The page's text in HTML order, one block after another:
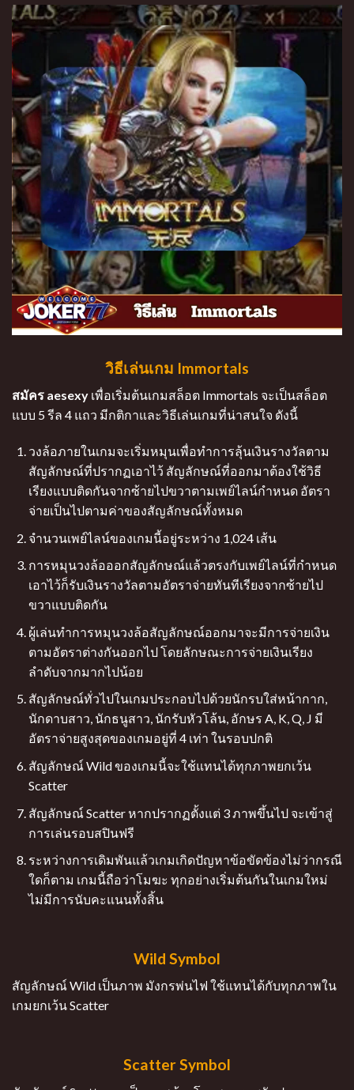
วิธีเล่นเกม Immortals
สมัคร aesexy เพื่อเริ่มต้นเกมสล็อต Immortals จะเป็นสล็อต
แบบ 5 รีล 4 แถว มีกติกาและวิธีเล่นเกมที่น่าสนใจ ดังนี้
วงล้อภายในเกมจะเริ่มหมุนเพื่อทำการลุ้นเงินรางวัลตาม
สัญลักษณ์ที่ปรากฏเอาไว้ สัญลักษณ์ที่ออกมาต้องใช้วิธี
เรียงแบบติดกันจากซ้ายไปขวาตามเพย์ไลน์กำหนด อัตรา
จ่ายเป็นไปตามค่าของสัญลักษณ์ทั้งหมด
จำนวนเพย์ไลน์ของเกมนี้อยู่ระหว่าง 1,024 เส้น
การหมุนวงล้อออกสัญลักษณ์แล้วตรงกับเพย์ไลน์ที่กำหนด
เอาไว้ก็รับเงินรางวัลตามอัตราจ่ายทันทีเรียงจากซ้ายไป
ขวาแบบติดกัน
ผู้เล่นทำการหมุนวงล้อสัญลักษณ์ออกมาจะมีการจ่ายเงิน
ตามอัตราต่างกันออกไป โดยลักษณะการจ่ายเงินเรียง
ลำดับจากมากไปน้อย
สัญลักษณ์ทั่วไปในเกมประกอบไปด้วยนักรบใส่หน้ากาก,
นักดาบสาว, นักธนูสาว, นักรับหัวโล้น, อักษร A, K, Q, J มี
อัตราจ่ายสูงสุดของเกมอยู่ที่ 4 เท่า ในรอบปกติ
สัญลักษณ์ Wild ของเกมนี้จะใช้แทนได้ทุกภาพยกเว้น
Scatter
สัญลักษณ์ Scatter หากปรากฏตั้งแต่ 3 ภาพขึ้นไป จะเข้าสู่
การเล่นรอบสปินฟรี
ระหว่างการเดิมพันแล้วเกมเกิดปัญหาข้อขัดข้องไม่ว่ากรณี
ใดก็ตาม เกมนี้ถือว่าโมฆะ ทุกอย่างเริ่มต้นกันในเกมใหม่
ไม่มีการนับคะแนนทั้งสิ้น
Wild Symbol
สัญลักษณ์ Wild เป็นภาพ มังกรพ่นไฟ ใช้แทนได้กับทุกภาพใน
เกมยกเว้น Scatter
Scatter Symbol